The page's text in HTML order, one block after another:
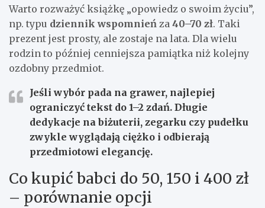
Warto rozważyć książkę „opowiedz o swoim życiu”,
np. typu dziennik wspomnień za 40–70 zł. Taki
prezent jest prosty, ale zostaje na lata. Dla wielu
rodzin to później cenniejsza pamiątka niż kolejny
ozdobny przedmiot.
Jeśli wybór pada na grawer, najlepiej
ograniczyć tekst do 1–2 zdań. Długie
dedykacje na biżuterii, zegarku czy pudełku
zwykle wyglądają ciężko i odbierają
przedmiotowi elegancję.
Co kupić babci do 50, 150 i 400 zł
– porównanie opcji